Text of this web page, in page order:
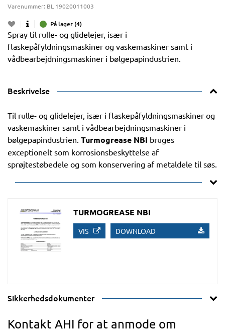
Varenummer: BL 19020011003
På lager (4)
Spray til rulle- og glidelejer, især i
flaskepåfyldningsmaskiner og vaskemaskiner samt i
vådbearbejdningsmaskiner i bølgepapindustrien.
Beskrivelse
Til rulle- og glidelejer, især i flaskepåfyldningsmaskiner og
vaskemaskiner samt i vådbearbejdningsmaskiner i
bølgepapindustrien. Turmogrease NBI bruges
exceptionelt som korrosionsbeskyttelse af
sprøjtestøbedele og som konservering af metaldele til søs.
TURMOGREASE NBI
VIS DOWNLOAD
Sikkerhedsdokumenter
Kontakt AHI for at anmode om